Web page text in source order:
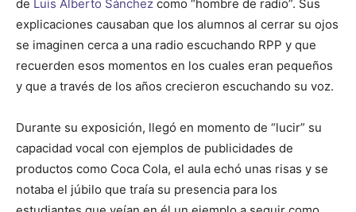
de Luis Alberto Sánchez como “hombre de radio”. Sus
explicaciones causaban que los alumnos al cerrar su ojos
se imaginen cerca a una radio escuchando RPP y que
recuerden esos momentos en los cuales eran pequeños
y que a través de los años crecieron escuchando su voz.
Durante su exposición, llegó en momento de “lucir” su
capacidad vocal con ejemplos de publicidades de
productos como Coca Cola, el aula echó unas risas y se
notaba el júbilo que traía su presencia para los